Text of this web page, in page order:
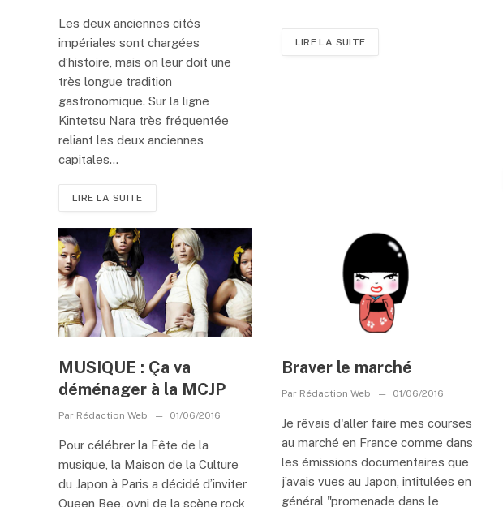
Les deux anciennes cités
impériales sont chargées
d’histoire, mais on leur doit une
très longue tradition
gastronomique. Sur la ligne
Kintetsu Nara très fréquentée
reliant les deux anciennes
capitales...
LIRE LA SUITE
LIRE LA SUITE
MUSIQUE : Ça va
déménager à la MCJP
Par Rédaction Web 01/06/2016
Pour célébrer la Fête de la
musique, la Maison de la Culture
du Japon à Paris a décidé d’inviter
Queen Bee, ovni de la scène rock
Braver le marché
Par Rédaction Web 01/06/2016
Je rêvais d'aller faire mes courses
au marché en France comme dans
les émissions documentaires que
j’avais vues au Japon, intitulées en
général "promenade dans le